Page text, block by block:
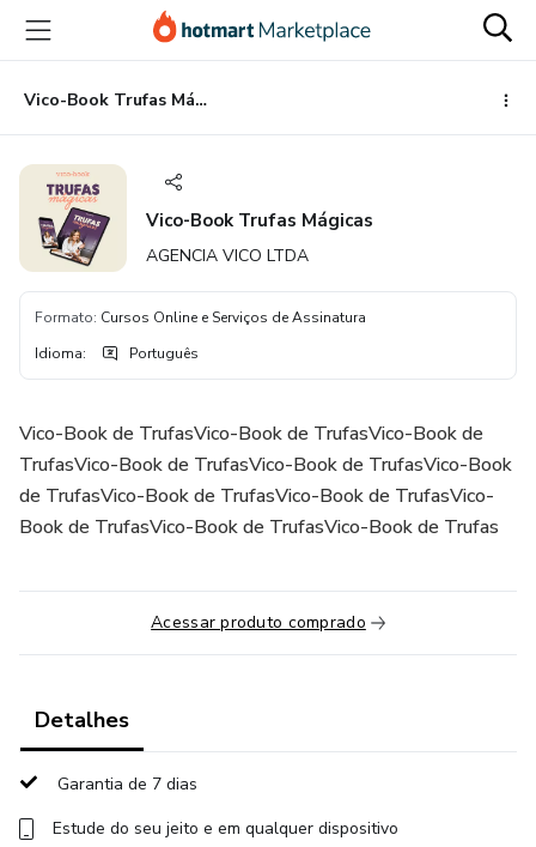
para
conteúdo
principal
para
pagamento
para
rodapé
Vico-Book Trufas Mágicas
Vico-Book Trufas Mágicas
AGENCIA VICO LTDA
Formato: Cursos Online e Serviços de Assinatura
Idioma: Português
Vico-Book de TrufasVico-Book de TrufasVico-Book de
TrufasVico-Book de TrufasVico-Book de TrufasVico-Book
de TrufasVico-Book de TrufasVico-Book de TrufasVico-
Book de TrufasVico-Book de TrufasVico-Book de Trufas
Acessar produto comprado
Detalhes
Garantia de 7 dias
Estude do seu jeito e em qualquer dispositivo